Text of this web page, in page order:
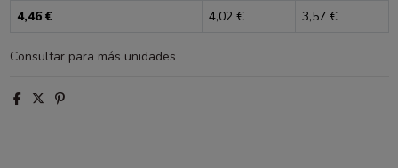
4,46 €
4,02 € 3,57 €
Consultar para más unidades